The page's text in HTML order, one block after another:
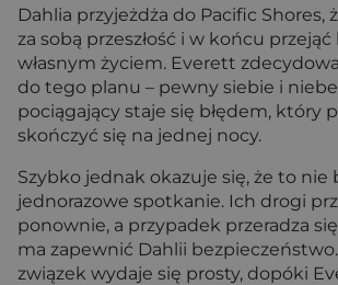
Dahlia przyjeżdża do Pacific Shores,
za sobą przeszłość i w końcu
własnym życiem. Everett
do tego planu – pewny siebie i
pociągający staje się błędem, który
skończyć się na jednej nocy.
Szybko jednak okazuje się, że to nie
jednorazowe spotkanie. Ich drogi
ponownie, a przypadek przeradza
ma zapewnić Dahlii
związek wydaje się prosty, dopóki